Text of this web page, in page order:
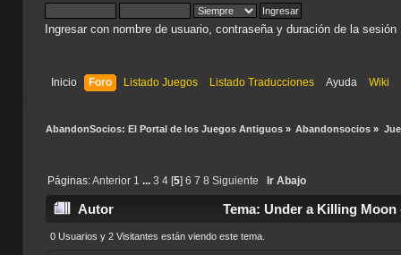
Ingresar con nombre de usuario, contraseña y duración de la sesión
Inicio Foro Listado Juegos Listado Traducciones Ayuda Wiki
AbandonSocios: El Portal de los Juegos Antiguos» Abandonsocios »
Páginas:Anterior 1 ... 3 4[5] 6 7 8 Siguiente Ir Abajo
Autor Tema: Under a Killing
0 Usuarios y 2 Visitantes están viendo este tema.